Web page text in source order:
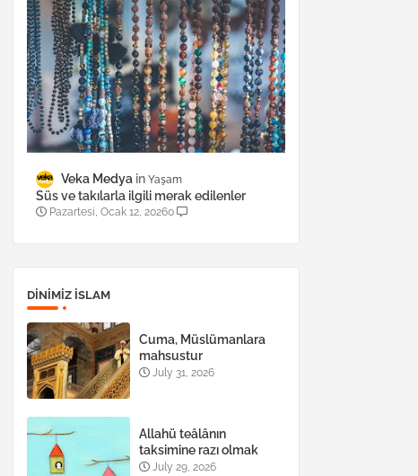
Veka Medya Yaşam
Süs ve takılarla ilgili merak edilenler
Pazartesi, Ocak 12, 20260
DINIMIZ ISLAM
Cuma, Müslümanlara
mahsustur
July 31, 2026
Allahü teâlânın
taksimine razı olmak
July 29, 2026